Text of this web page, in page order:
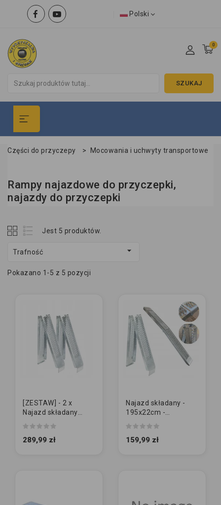
Polski
0
SZUKAJ
Części do przyczepy > Mocowania i uchwyty transportowe
Rampy najazdowe do przyczepki,
najazdy do przyczepki
Jest 5 produktów.
Trafność 
Pokazano 1-5 z 5 pozycji
[ZESTAW] - 2 x
Najazd składany
200kg/szt]
289,99 zł
Najazd składany -
195x22cm -
159,99 zł